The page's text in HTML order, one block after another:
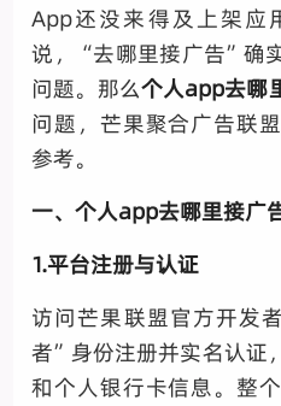
App还没来得及上架应
说，“去哪里接广告”确
问题。那么个人app去哪
问题，芒果聚合广告联
参考。
一、个人app去哪里接广
1.平台注册与认证
访问芒果联盟官方开发
者”身份注册并实名认证
和个人银行卡信息。整